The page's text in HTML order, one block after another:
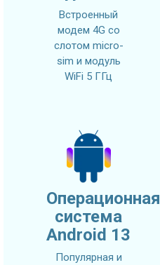
Встроенный
модем 4G со
слотом micro-
sim и модуль
WiFi 5 ГГц
Операционная
система
Android 13
Популярная и